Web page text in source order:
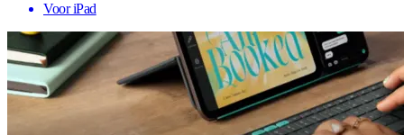
Voor iPad